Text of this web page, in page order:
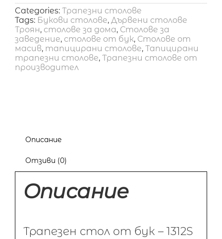
Categories: Трапезни столове
Tags: Букови столове, Дървени столове
Троян, столове за дома, Столове за
заведение, столове от бук, Столове от
масив, тапицирани столове, Тапицирани
трапезни столове, Трапезни столове от
производител
Описание
Отзиви (0)
Описание
Трапезен стол от бук – 1312S